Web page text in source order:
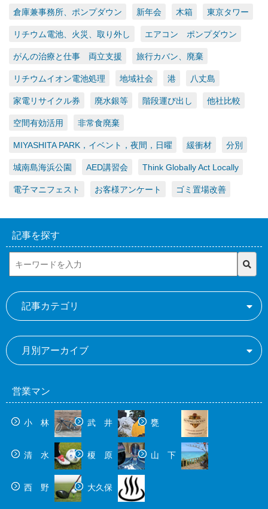
倉庫兼事務所、ポンプダウン 新年会 木箱 東京タワー
リチウム電池、火災、取り外し エアコン ポンプダウン
がんの治療と仕事 両立支援 旅行カバン、廃棄
リチウムイオン電池処理 地域社会 港 八丈島
家電リサイクル券 廃水銀等 階段運び出し 他社比較
空間有効活用 非常食廃棄
MIYASHITA PARK，イベント，夜間，日曜 緩衝材 分別
城南島海浜公園 AED講習会 Think Globally Act Locally
電子マニフェスト お客様アンケート ゴミ置場改善
記事を探す
記事カテゴリ
月別アーカイブ
営業マン
小 林 武 井 甕
清 水 榎 原 山 下
西 野 大久保